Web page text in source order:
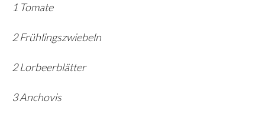
1 Tomate
2 Frühlingszwiebeln
2 Lorbeerblätter
3 Anchovis